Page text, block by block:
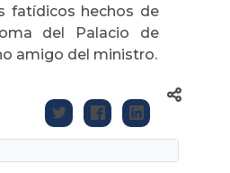
fatídicos hechos de
del Palacio de
amigo del ministro.